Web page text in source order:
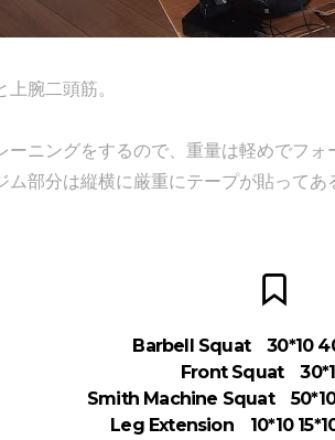
腕二頭筋。
ニングをするので、重量は軽めでフ
ム部分は縦横に厳重にテープが貼って
Barbell Squat 30*10
Front Squat
Smith Machine Squat 50*10
Leg Extension 10*10